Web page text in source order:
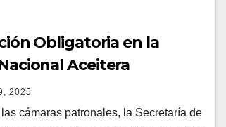
Obligatoria en la
Aceitera
2025
cámaras patronales, la Secretaría de